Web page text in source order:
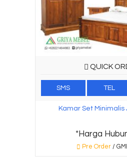
QUICK
SMS TEL
Kamar Set Minimalis
*Harga
Pre Order/